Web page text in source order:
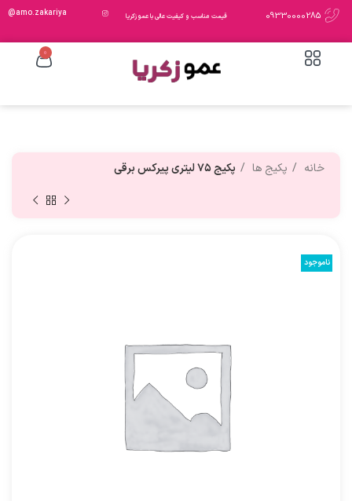
09330000285 قیمت مناسب و کیفیت عالی با عمو زکریا amo.zakariya@
0
خانه پکیج ها پکیج ۷۵ لیتری پیرکس برقی
ناموجود